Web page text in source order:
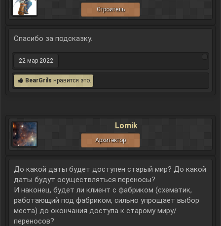
Строитель
Спасибо за подсказку.
22 мар 2022
BearGrils нравится это.
Lomik
Архитектор
До какой даты будет доступен старый мир? До какой
даты будут осуществляться переносы?
И наконец, будет ли клиент с фабриком (схематик,
работающий под фабриком, сильно упрощает выбор
места) до окончания доступа к старому миру/
переносов?